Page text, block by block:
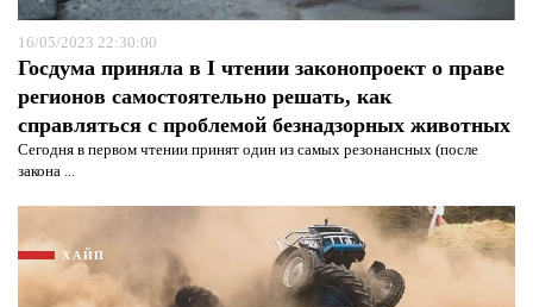
16/05/2023 22:30:00
Госдума приняла в I чтении законопроект о праве
регионов самостоятельно решать, как
справляться с проблемой безнадзорных животных
Сегодня в первом чтении принят один из самых резонансных (после
закона ...
ХАЙП